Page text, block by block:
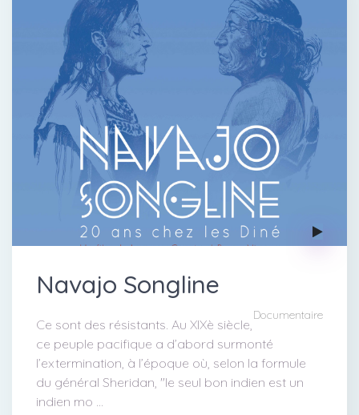
Navajo Songline
Documentaire
Ce sont des résistants. Au XIXè siècle,
ce peuple pacifique a d’abord surmonté
l’extermination, à l’époque où, selon la formule
du général Sheridan, "le seul bon indien est un
indien mo ...